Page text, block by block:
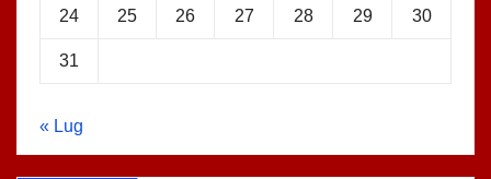
24 25 26 27 28 29 30
31
« Lug